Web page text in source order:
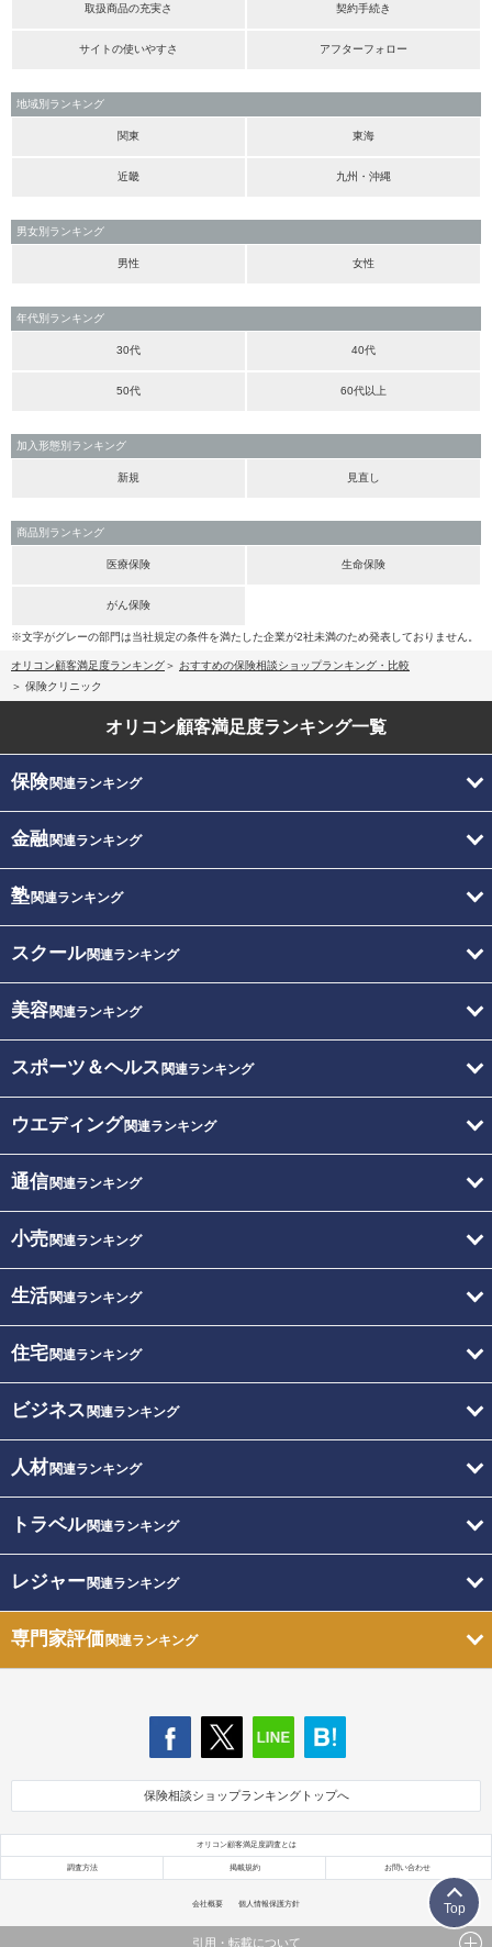
取扱商品の充実さ 契約手続き
サイトの使いやすさ アフターフォロー
地域別ランキング
関東 東海
近畿 九州・沖縄
男女別ランキング
男性 女性
年代別ランキング
30代 40代
50代 60代以上
加入形態別ランキング
新規 見直し
商品別ランキング
医療保険 生命保険
がん保険
※文字がグレーの部門は当社規定の条件を満たした企業が2社未満のため発表しておりません。
オリコン顧客満足度ランキング
おすすめの保険相談ショップランキング・比較
保険クリニック
オリコン顧客満足度ランキング一覧
保険関連ランキング
金融関連ランキング
塾関連ランキング
スクール関連ランキング
美容関連ランキング
スポーツ＆ヘルス 関連ランキング
ウエディング関連ランキング
通信関連ランキング
小売関連ランキング
生活関連ランキング
住宅関連ランキング
ビジネス 関連ランキング
人材関連ランキング
トラベル関連ランキング
レジャー関連ランキング
専門家評価関連ランキング
保険相談ショップランキングトップへ
オリコン顧客満足度調査とは
調査方法 掲載規約 お問い合わせ
会社概要 個人情報保護方針
引用・転載について
Top